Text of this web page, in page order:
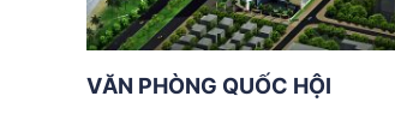
VĂN PHÒNG QUỐC HỘI